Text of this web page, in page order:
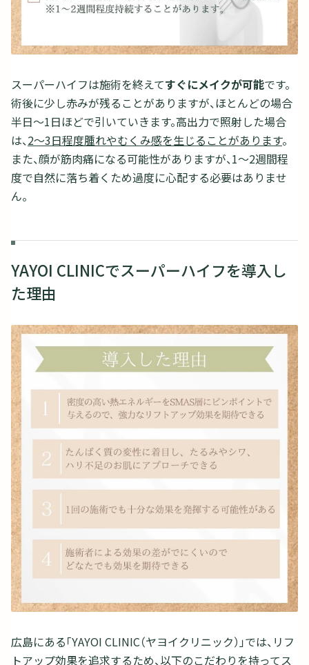
スーパーハイフは施術を終えてすぐにメイクが可能です。
術後に少し赤みが残ることがありますが、ほとんどの場合
半日～1日ほどで引いていきます。高出力で照射した場合
は、2～3日程度腫れやむくみ感を生じることがあります。
また、顔が筋肉痛になる可能性がありますが、1～2週間程
度で自然に落ち着くため過度に心配する必要はありませ
ん。
YAYOI CLINICでスーパーハイフを導入し
た理由
広島にある「YAYOI CLINIC（ヤヨイクリニック）」では、リフ
トアップ効果を追求するため、以下のこだわりを持ってス